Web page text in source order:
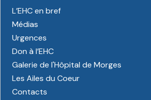
L’EHC en bref
Médias
Urgences
Don à l’EHC
Galerie de l'Hôpital de Morges
Les Ailes du Coeur
Contacts